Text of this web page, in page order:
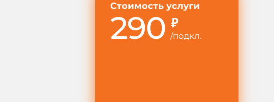
Стоимость услуги
290 ₽
/подкл.